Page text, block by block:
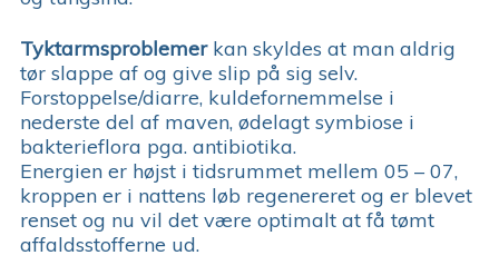
Tyktarmsproblemerkan skyldes at man aldrig
tør slappe af og give slip på sig selv.
Forstoppelse/diarre, kuldefornemmelse i
nederste del af maven, ødelagt symbiose i
bakterieflora pga. antibiotika.
Energien er højst i tidsrummet mellem 05 – 07,
kroppen er i nattens løb regenereret og er blevet
renset og nu vil det være optimalt at få tømt
affaldsstofferne ud.